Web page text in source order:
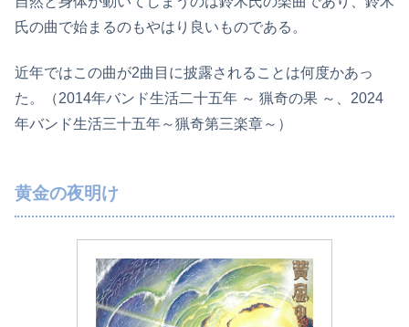
氏の曲で始まるのもやはり良いものである。
近年ではこの曲が2曲目に披露されることは何度かあっ
た。（2014年バンド生活二十五年 ～ 猟奇の果 ～、2024
年バンド生活三十五年～猟奇第三楽章～）
黄金の夜明け